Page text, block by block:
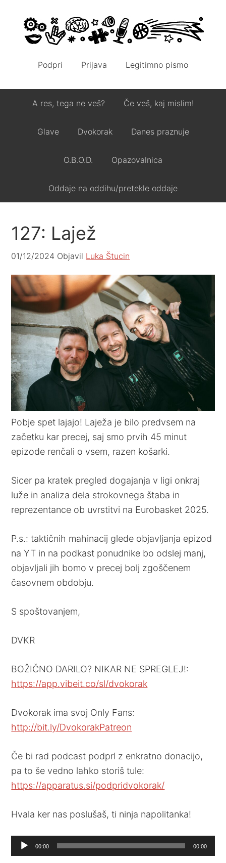
Podpri Prijava Legitimno pismo
A res, tega ne veš? Če veš, kaj mislim!
Glave Dvokorak Danes praznuje
O.B.O.D. Opazovalnica
Oddaje na oddihu/pretekle oddaje
127: Lajež
01/12/2024 Objavil Luka Štucin
Pobje spet lajajo! Laježa je bilo predvsem na
začetku kar precej, saj smo prvih 45 minut
epizode renčali o vsem, razen košarki.
Sicer pa kratek pregled dogajanja v ligi onkraj
luže in analiza dela strokovnega štaba in
reprezentance ob uvrstitvi na Eurobasket 2025.
P.s.: taktičnih mahinacij glede objavljanja epizod
na YT in na podkast ponudnike bo odslej manj,
objavljali jih bomo v precej bolj zgoščenem
časovnem obdobju.
S spoštovanjem,
DVKR
BOŽIČNO DARILO? NIKAR NE SPREGLEJ!:
https://app.vibeit.co/sl/dvokorak
Dvokorak ima svoj Only Fans:
http://bit.ly/DvokorakPatreon
Če bi rad podcast podprl z enkratno donacijo,
pa to še vedno lahko storiš tule:
https://apparatus.si/podpridvokorak/
Hvala ker nas poslušaš, ti ninja napolitanka!
Audio
Player
00:00 00:00